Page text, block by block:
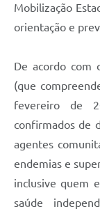
Mobilização
orientação e
De acordo com
(que
fevereiro de
confirmados de
agentes
endemias e
inclusive quem
saúde